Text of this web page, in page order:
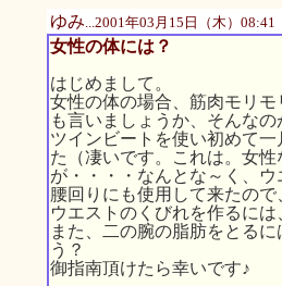
ゆみ...2001年03月15日（木）08:41
女性の体には？
はじめまして。
女性の体の場合、筋肉モリ
も言いましょうか、そんなの
ツインビートを使い初めて
た（凄いです。これは。女
が・・・・なんとな～く、
腰回りにも使用して来たの
ウエストのくびれを作るに
また、二の腕の脂肪をとる
う？
御指南頂けたら幸いです♪